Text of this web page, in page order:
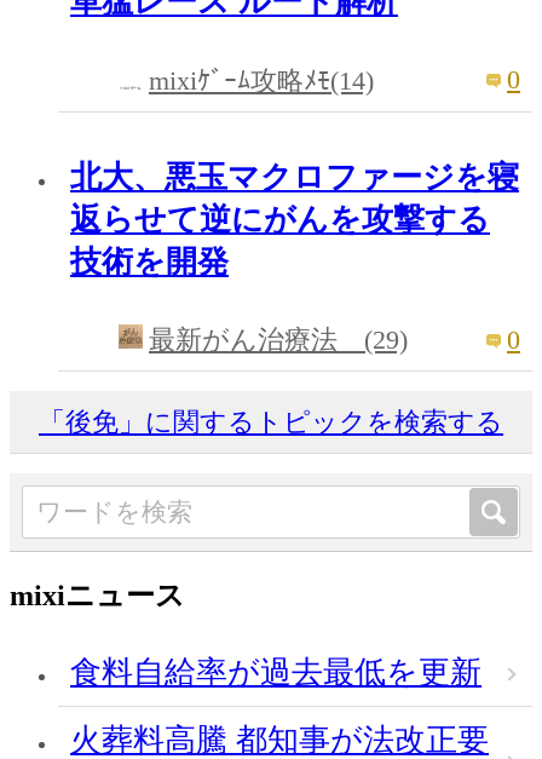
mixiｹﾞｰﾑ攻略ﾒﾓ(14) 0
北大、悪玉マクロファージを寝
返らせて逆にがんを攻撃する
技術を開発
最新がん治療法 (29) 0
「後免」に関するトピックを検索する
mixiニュース
食料自給率が過去最低を更新
火葬料高騰 都知事が法改正要